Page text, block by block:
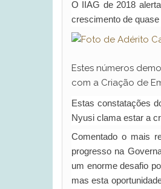
O IIAG de 2018
crescimento de
Estes números
com a Criação de
Estas constatações
Nyusi clama estar a
Comentado o mais
progresso na
um enorme desafio
mas esta